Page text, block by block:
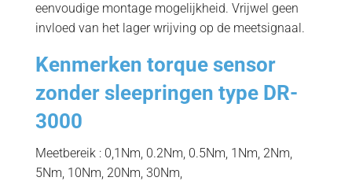
eenvoudige montage mogelijkheid. Vrijwel geen
invloed van het lager wrijving op de meetsignaal.
Kenmerken torque sensor
zonder sleepringen type DR-
3000
Meetbereik : 0,1Nm, 0.2Nm, 0.5Nm, 1Nm, 2Nm,
5Nm, 10Nm, 20Nm, 30Nm,